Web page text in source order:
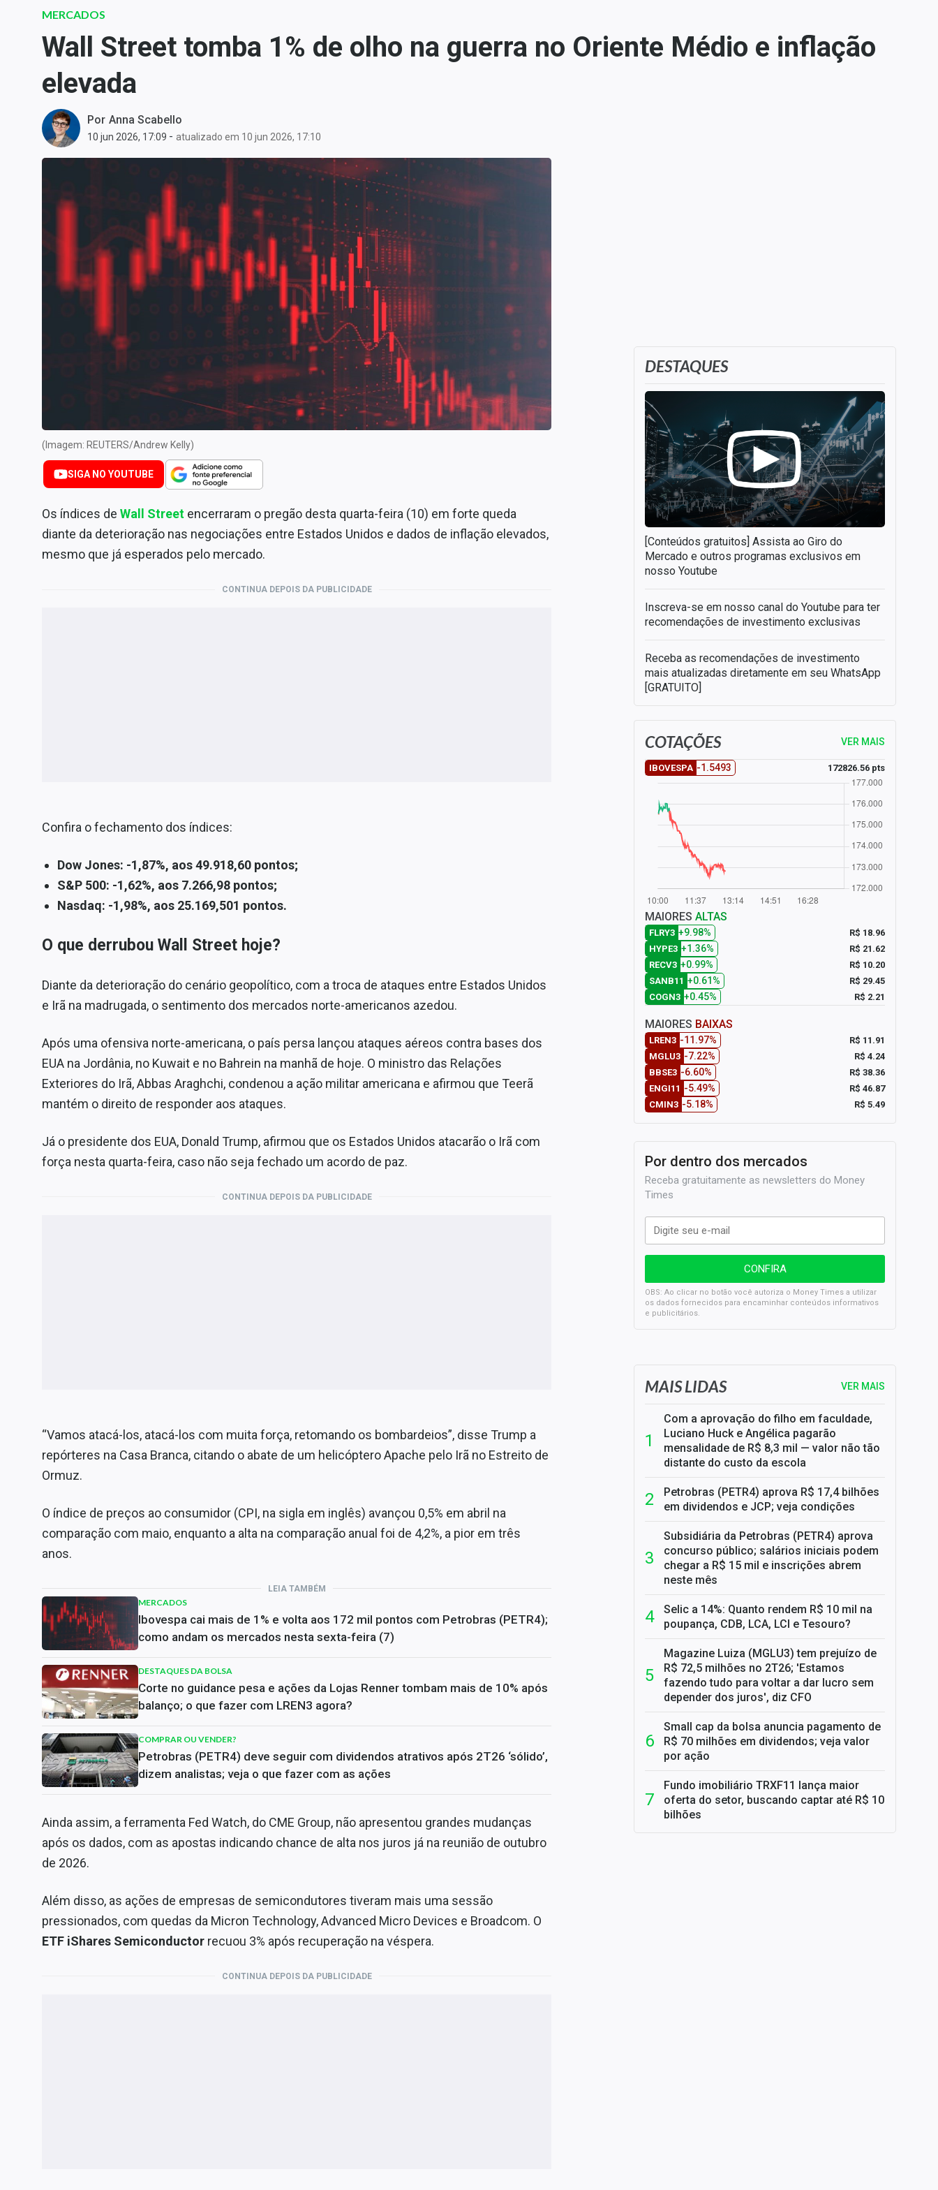
Carteiras Recomendadas
Central de Dividendos
Central de Fundos
Imobiliários
Central dos IPOs
Renda Fixa
Finanças Pessoais
Mercados
Empresas
Expediente
Contato
MERCADOS
Wall Street tomba 1% de olho na guerra no Oriente Médio e inflação
elevada
Por Anna Scabello
10 jun 2026, 17:09 - atualizado em 10 jun 2026, 17:10
(Imagem: REUTERS/Andrew Kelly)
SIGA NO YOUTUBE
Os índices de Wall Street encerraram o pregão desta quarta-feira (10) em forte queda
diante da deterioração nas negociações entre Estados Unidos e dados de inflação elevados,
mesmo que já esperados pelo mercado.
CONTINUA DEPOIS DA PUBLICIDADE
Confira o fechamento dos índices:
Dow Jones: -1,87%, aos 49.918,60 pontos;
S&P 500: -1,62%, aos 7.266,98 pontos;
Nasdaq: -1,98%, aos 25.169,501 pontos.
O que derrubou Wall Street hoje?
Diante da deterioração do cenário geopolítico, com a troca de ataques entre Estados Unidos
e Irã na madrugada, o sentimento dos mercados norte-americanos azedou.
Após uma ofensiva norte-americana, o país persa lançou ataques aéreos contra bases dos
EUA na Jordânia, no Kuwait e no Bahrein na manhã de hoje. O ministro das Relações
Exteriores do Irã, Abbas Araghchi, condenou a ação militar americana e afirmou que Teerã
mantém o direito de responder aos ataques.
Já o presidente dos EUA, Donald Trump, afirmou que os Estados Unidos atacarão o Irã com
força nesta quarta-feira, caso não seja fechado um acordo de paz.
CONTINUA DEPOIS DA PUBLICIDADE
“Vamos atacá-los, atacá-los com muita força, retomando os bombardeios”, disse Trump a
repórteres na Casa Branca, citando o abate de um helicóptero Apache pelo Irã no Estreito de
Ormuz.
O índice de preços ao consumidor (CPI, na sigla em inglês) avançou 0,5% em abril na
comparação com maio, enquanto a alta na comparação anual foi de 4,2%, a pior em três
anos.
LEIA TAMBÉM
MERCADOS
Ibovespa cai mais de 1% e volta aos 172 mil pontos com Petrobras (PETR4);
como andam os mercados nesta sexta-feira (7)
DESTAQUES DA BOLSA
Corte no guidance pesa e ações da Lojas Renner tombam mais de 10% após
balanço; o que fazer com LREN3 agora?
COMPRAR OU VENDER?
Petrobras (PETR4) deve seguir com dividendos atrativos após 2T26 ‘sólido’,
dizem analistas; veja o que fazer com as ações
Ainda assim, a ferramenta Fed Watch, do CME Group, não apresentou grandes mudanças
após os dados, com as apostas indicando chance de alta nos juros já na reunião de outubro
de 2026.
Além disso, as ações de empresas de semicondutores tiveram mais uma sessão
pressionados, com quedas da Micron Technology, Advanced Micro Devices e Broadcom. O
ETF iShares Semiconductor recuou 3% após recuperação na véspera.
CONTINUA DEPOIS DA PUBLICIDADE
DESTAQUES
[Conteúdos gratuitos] Assista ao Giro do
Mercado e outros programas exclusivos em
nosso Youtube
Inscreva-se em nosso canal do Youtube para ter
recomendações de investimento exclusivas
Receba as recomendações de investimento
mais atualizadas diretamente em seu WhatsApp
[GRATUITO]
COTAÇÕES VER MAIS
IBOVESPA -1.5493 172826.56 pts
MAIORES ALTAS
FLRY3 +9.98%
R$ 18.96
HYPE3 +1.36%
R$ 21.62
RECV3 +0.99%
R$ 10.20
SANB11 +0.61%
R$ 29.45
COGN3 +0.45% R$ 2.21
MAIORES BAIXAS
LREN3 -11.97%
R$ 11.91
MGLU3 -7.22%
R$ 4.24
BBSE3 -6.60%
R$ 38.36
ENGI11 -5.49%
R$ 46.87
CMIN3 -5.18% R$ 5.49
Por dentro dos mercados
Receba gratuitamente as newsletters do Money
Times
OBS: Ao clicar no botão você autoriza o Money Times a utilizar
os dados fornecidos para encaminhar conteúdos informativos
e publicitários.
SELIC em 14%: A repercussão da decisão sobre os JUROS
MAIS LIDAS VER MAIS
Com a aprovação do filho em faculdade,
Luciano Huck e Angélica pagarão
mensalidade de R$ 8,3 mil — valor não tão
distante do custo da escola
Petrobras (PETR4) aprova R$ 17,4 bilhões
em dividendos e JCP; veja condições
Subsidiária da Petrobras (PETR4) aprova
concurso público; salários iniciais podem
chegar a R$ 15 mil e inscrições abrem
neste mês
Selic a 14%: Quanto rendem R$ 10 mil na
poupança, CDB, LCA, LCI e Tesouro?
Magazine Luiza (MGLU3) tem prejuízo de
R$ 72,5 milhões no 2T26; 'Estamos
fazendo tudo para voltar a dar lucro sem
depender dos juros', diz CFO
Small cap da bolsa anuncia pagamento de
R$ 70 milhões em dividendos; veja valor
por ação
Fundo imobiliário TRXF11 lança maior
oferta do setor, buscando captar até R$ 10
bilhões